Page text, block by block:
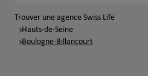
Trouver une agence Swiss Life
Hauts-de-Seine
Boulogne-Billancourt